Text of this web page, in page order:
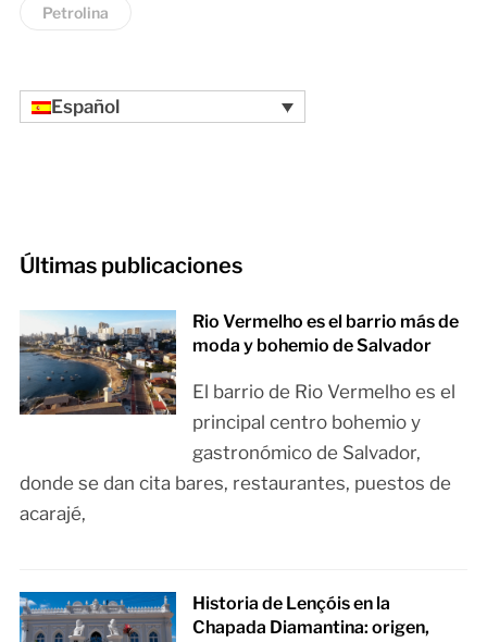
Petrolina
Español
Últimas publicaciones
Rio Vermelho es el barrio más de
moda y bohemio de Salvador
El barrio de Rio Vermelho es el
principal centro bohemio y
gastronómico de Salvador,
donde se dan cita bares, restaurantes, puestos de
acarajé,
Historia de Lençóis en la
Chapada Diamantina: origen,